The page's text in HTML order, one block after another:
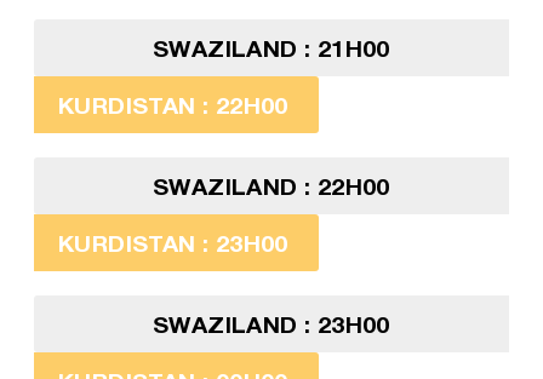
SWAZILAND : 21H00
KURDISTAN : 22H00
SWAZILAND : 22H00
KURDISTAN : 23H00
SWAZILAND : 23H00